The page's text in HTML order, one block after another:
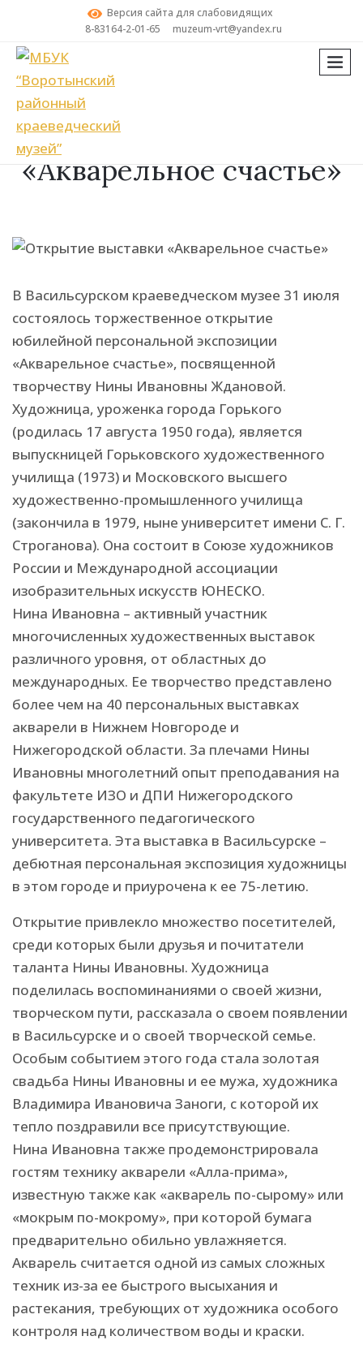
Версия сайта для слабовидящих
8-83164-2-01-65
muzeum-vrt@yandex.ru
Поиск
Открытие выставки
«Акварельное счастье»
В Васильсурском краеведческом музее 31 июля
состоялось торжественное открытие
юбилейной персональной экспозиции
«Акварельное счастье», посвященной
творчеству Нины Ивановны Ждановой.
Художница, уроженка города Горького
(родилась 17 августа 1950 года), является
выпускницей Горьковского художественного
училища (1973) и Московского высшего
художественно-промышленного училища
(закончила в 1979, ныне университет имени С. Г.
Строганова). Она состоит в Союзе художников
России и Международной ассоциации
изобразительных искусств ЮНЕСКО.
Нина Ивановна – активный участник
многочисленных художественных выставок
различного уровня, от областных до
международных. Ее творчество представлено
более чем на 40 персональных выставках
акварели в Нижнем Новгороде и
Нижегородской области. За плечами Нины
Ивановны многолетний опыт преподавания на
факультете ИЗО и ДПИ Нижегородского
государственного педагогического
университета. Эта выставка в Васильсурске –
дебютная персональная экспозиция художницы
в этом городе и приурочена к ее 75-летию.
Открытие привлекло множество посетителей,
среди которых были друзья и почитатели
таланта Нины Ивановны. Художница
поделилась воспоминаниями о своей жизни,
творческом пути, рассказала о своем появлении
в Васильсурске и о своей творческой семье.
Особым событием этого года стала золотая
свадьба Нины Ивановны и ее мужа, художника
Владимира Ивановича Заноги, с которой их
тепло поздравили все присутствующие.
Нина Ивановна также продемонстрировала
гостям технику акварели «Алла-прима»,
известную также как «акварель по-сырому» или
«мокрым по-мокрому», при которой бумага
предварительно обильно увлажняется.
Акварель считается одной из самых сложных
техник из-за ее быстрого высыхания и
растекания, требующих от художника особого
контроля над количеством воды и краски.